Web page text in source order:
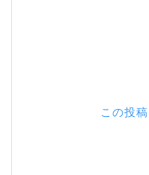
この投